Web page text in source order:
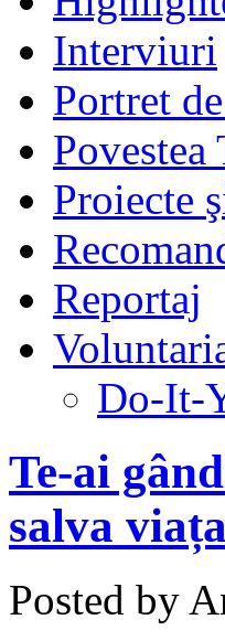
Interviuri
Portret
Povestea
Proiecte
Reportaj
Do-It-
Te-ai
salva
Posted by